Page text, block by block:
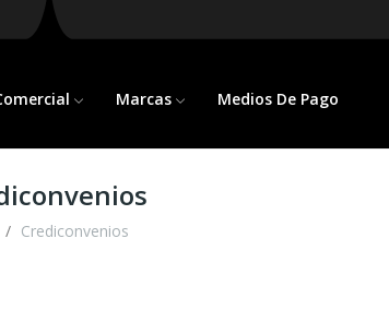
Marcas Medios De Pago
Crediconvenios